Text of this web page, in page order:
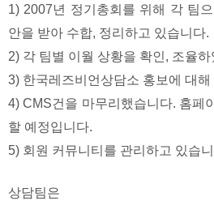
1) 2007년 정기총회를 위해 각 팀
안을 받아 수합, 정리하고 있습니다.
2) 각 팀별 이월 상황을 확인, 조율하
3) 한국레즈비언상담소 홍보에 대
4) CMS건을 마무리했습니다. 홈페
할 예정입니다.
5) 회원 커뮤니티를 관리하고 있습
상담팀은